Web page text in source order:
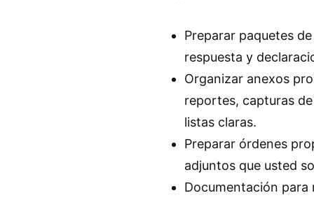
Preparar paquetes
respuesta y
Organizar anexos
reportes, capturas
listas claras.
Preparar órdenes
adjuntos que usted
Documentación